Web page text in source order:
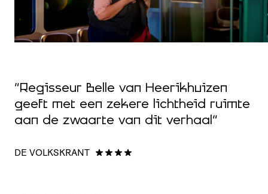
“Regisseur Belle van Heerikhuizen
geeft met een zekere lichtheid ruimte
aan de zwaarte van dit verhaal”
DE VOLKSKRANT